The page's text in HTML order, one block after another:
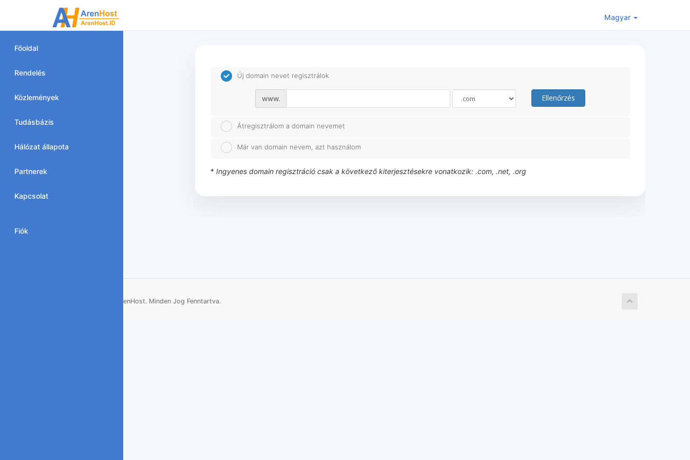
Magyar
Főoldal
Rendelés
Közlemények
Tudásbázis
Hálózat állapota
Partnerek
Kapcsolat
Fiók
Új domain nevet regisztrálok
www. Ellenőrzés
Átregisztrálom a domain nevemet
Már van domain nevem, azt használom
* Ingyenes domain regisztráció csak a következő kiterjesztésekre vonatkozik: .com, .net, .org
Szerzői jog © 2026 ArenHost. Minden Jog Fenntartva.